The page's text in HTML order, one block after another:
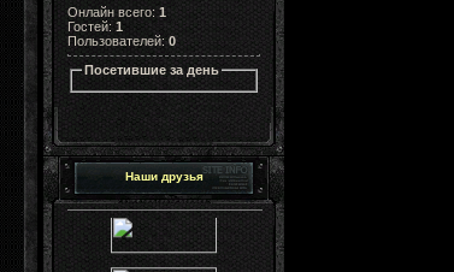
Онлайн всего: 1
Гостей: 1
Пользователей:0
Посетившие за день
Наши друзья